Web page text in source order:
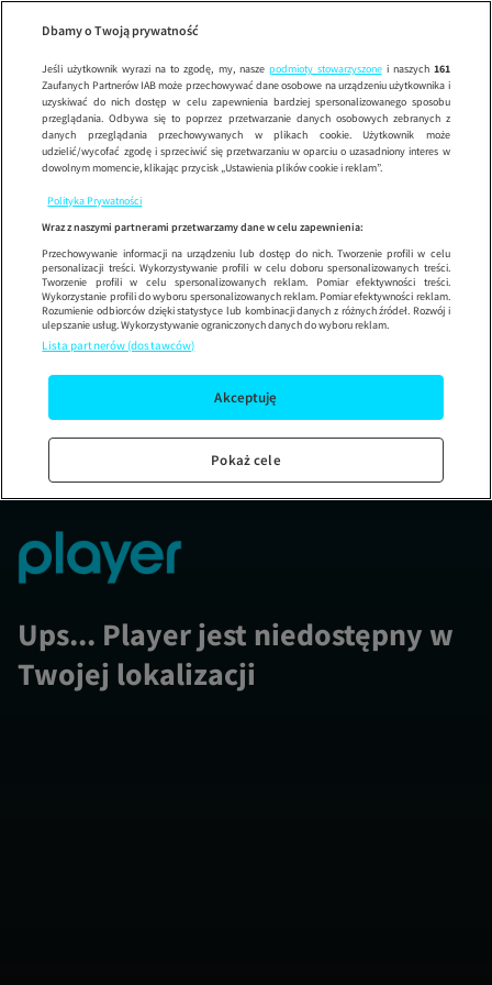
Wypróbuj aplikację mobilną
Korzystaj z łatwiejszej nawigacji i ciesz się szybszym
Ups... Player jest niedostępny w
Twojej lokalizacji
Dbamy o Twoją prywatność
Jeśli użytkownik wyrazi na to zgodę, my, nasze podmioty stowarzyszonei naszych 161
Zaufanych Partnerów IAB może przechowywać dane osobowe na urządzeniu użytkownika i
uzyskiwać do nich dostęp w celu zapewnienia bardziej spersonalizowanego sposobu
przeglądania. Odbywa się to poprzez przetwarzanie danych osobowych zebranych z
danych przeglądania przechowywanych w plikach cookie. Użytkownik może
udzielić/wycofać zgodę i sprzeciwić się przetwarzaniu w oparciu o uzasadniony interes w
dowolnym momencie, klikając przycisk „Ustawienia plików cookie i reklam”.
Polityka Prywatności
Wraz z naszymi partnerami przetwarzamy dane w celu zapewnienia:
Przechowywanie informacji na urządzeniu lub dostęp do nich. Tworzenie profili w celu
personalizacji treści. Wykorzystywanie profili w celu doboru spersonalizowanych treści.
Tworzenie profili w celu spersonalizowanych reklam. Pomiar efektywności treści.
Wykorzystanie profili do wyboru spersonalizowanych reklam. Pomiar efektywności reklam.
Rozumienie odbiorców dzięki statystyce lub kombinacji danych z różnych źródeł. Rozwój i
ulepszanie usług. Wykorzystywanie ograniczonych danych do wyboru reklam.
Lista partnerów (dostawców)
Akceptuję
Pokaż cele